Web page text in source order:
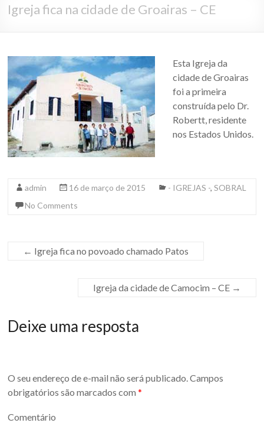
Igreja fica na cidade de Groairas – CE
Esta Igreja da
cidade de Groairas
foi a primeira
construída pelo Dr.
Robertt, residente
nos Estados Unidos.
admin 16 de março de 2015 - IGREJAS -,SOBRAL
No Comments
← Igreja fica no povoado chamado Patos
Igreja da cidade de Camocim – CE →
Deixe uma resposta
O seu endereço de e-mail não será publicado.Campos
obrigatórios são marcados com*
Comentário